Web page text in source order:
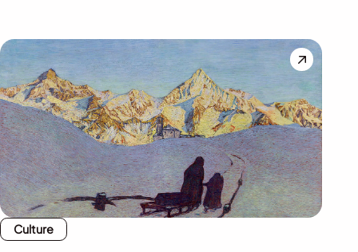
Culture